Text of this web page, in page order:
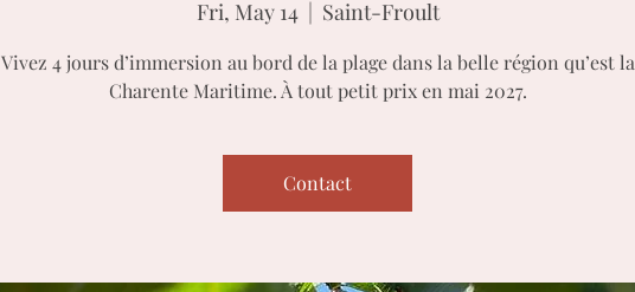
Fri, May 14
  |
Saint-Froult
Vivez 4 jours d’immersion au bord de la plage dans la belle région qu’est la
Charente Maritime. À tout petit prix en mai 2027.
Contact